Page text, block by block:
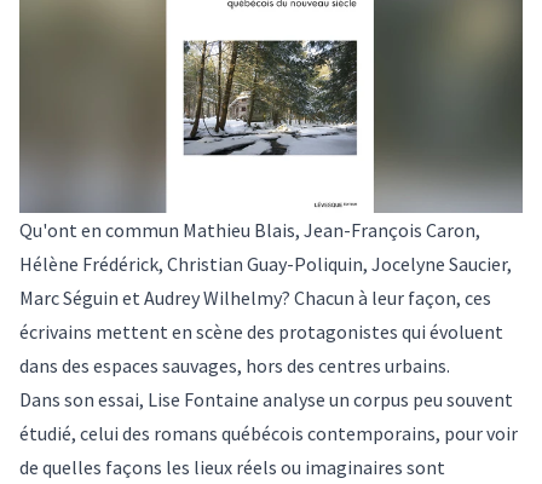
Qu'ont en commun Mathieu Blais, Jean-François Caron,
Hélène Frédérick, Christian Guay-Poliquin, Jocelyne Saucier,
Marc Séguin et Audrey Wilhelmy? Chacun à leur façon, ces
écrivains mettent en scène des protagonistes qui évoluent
dans des espaces sauvages, hors des centres urbains.
Dans son essai, Lise Fontaine analyse un corpus peu souvent
étudié, celui des romans québécois contemporains, pour voir
de quelles façons les lieux réels ou imaginaires sont